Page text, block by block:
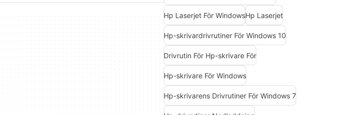
Hp Laserjet För WindowsHp Laserjet
Hp-skrivardrivrutiner För Windows 10
Drivrutin För Hp-skrivare För
Hp-skrivare För Windows
Hp-skrivarens Drivrutiner För Windows 7